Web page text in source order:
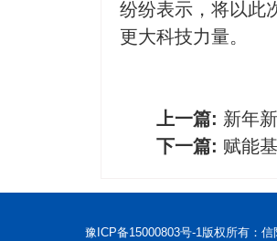
纷纷表示，将以此
更大科技力量。
上一篇: 新年
下一篇: 赋能
豫ICP备15000803号-1版权所有：